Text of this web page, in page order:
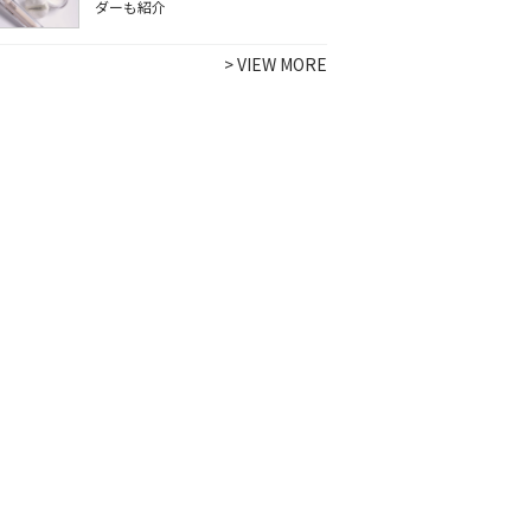
ダーも紹介
>VIEW MORE